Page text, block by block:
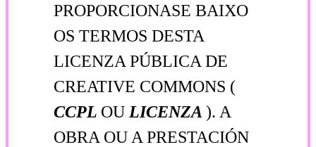
PROPORCIONASE BAIXO
OS TERMOS DESTA
LICENZA PÚBLICA DE
CREATIVE COMMONS (
CCPL OU LICENZA ). A
OBRA OU A PRESTACIÓN